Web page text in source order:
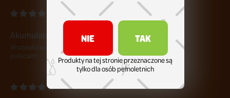
Akumulator SAMSUNG 25 R
Wszysyko w najlepszym porządku,
polecam!
NIE TAK
Produkty na tej stronie przeznaczone są
tylko dla osób pełnoletnich